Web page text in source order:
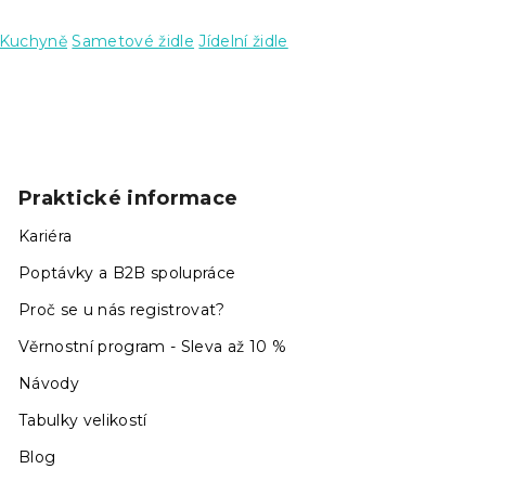
Kuchyně Sametové židle Jídelní židle
Praktické informace
Kariéra
Poptávky a B2B spolupráce
Proč se u nás registrovat?
Věrnostní program - Sleva až 10 %
Návody
Tabulky velikostí
Blog